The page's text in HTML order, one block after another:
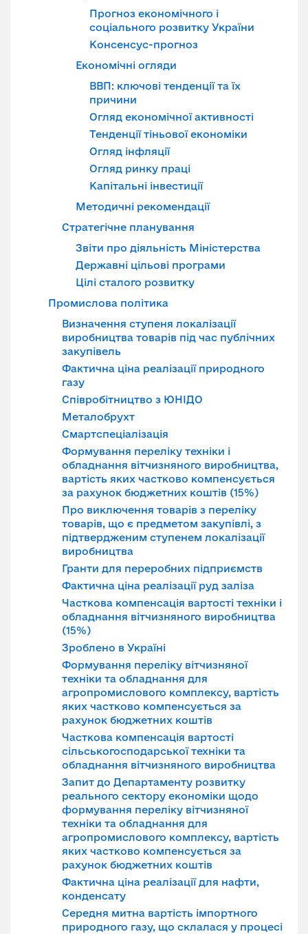
Прогноз економічного і
соціального розвитку України
Консенсус-прогноз
Економічні огляди
ВВП: ключові тенденції та їх
причини
Огляд економічної активності
Тенденції тіньової економіки
Огляд інфляції
Огляд ринку праці
Капітальні інвестиції
Методичні рекомендації
Стратегічне планування
Звіти про діяльність Міністерства
Державні цільові програми
Цілі сталого розвитку
Промислова політика
Визначення ступеня локалізації
виробництва товарів під час публічних
закупівель
Фактична ціна реалізації природного
газу
Співробітництво з ЮНІДО
Металобрухт
Смартспеціалізація
Формування переліку техніки і
обладнання вітчизняного виробництва,
вартість яких частково компенсується
за рахунок бюджетних коштів (15%)
Про виключення товарів з переліку
товарів, що є предметом закупівлі, з
підтвердженим ступенем локалізації
виробництва
Гранти для переробних підприємств
Фактична ціна реалізації руд заліза
Часткова компенсація вартості техніки і
обладнання вітчизняного виробництва
(15%)
Зроблено в Україні
Формування переліку вітчизняної
техніки та обладнання для
агропромислового комплексу, вартість
яких частково компенсується за
рахунок бюджетних коштів
Часткова компенсація вартості
сільськогосподарської техніки та
обладнання вітчизняного виробництва
Запит до Департаменту розвитку
реального сектору економіки щодо
формування переліку вітчизняної
техніки та обладнання для
агропромислового комплексу, вартість
яких частково компенсується за
рахунок бюджетних коштів
Фактична ціна реалізації для нафти,
конденсату
Середня митна вартість імпортного
природного газу, що склалася у процесі